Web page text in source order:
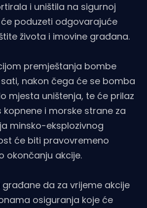
i uništila na sigurnoj
poduzeti odgovarajuće
života i imovine građana.
premještanja bombe
nakon čega će se bomba
mjesta uništenja, te će prilaz
i morske strane za
minsko-eksplozivnog
će biti pravovremeno
okončanju akcije.
da za vrijeme akcije
osiguranja koje će